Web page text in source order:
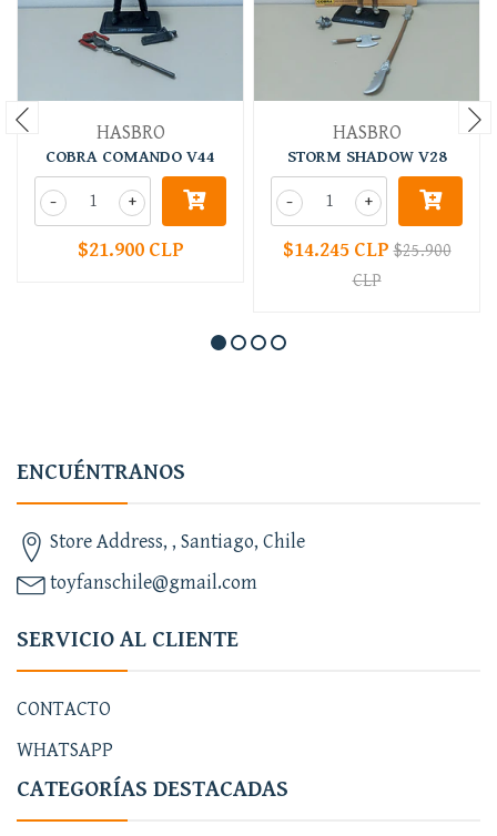
HASBRO
COBRA COMANDO V44
+
-
$21.900 CLP
HASBRO
STORM SHADOW V28
+
-
$14.245 CLP$25.900
CLP
ENCUÉNTRANOS
Store Address, , Santiago, Chile
toyfanschile@gmail.com
SERVICIO AL CLIENTE
CONTACTO
WHATSAPP
CATEGORÍAS DESTACADAS